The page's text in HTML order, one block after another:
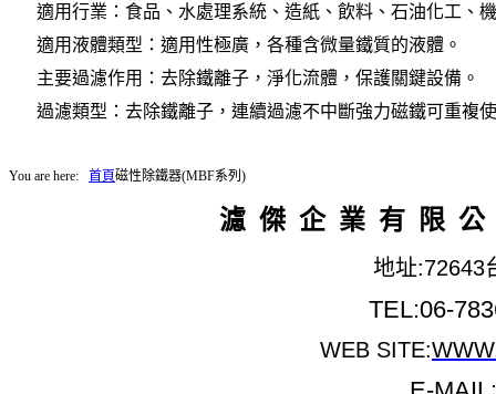
適用行業：食品、水處理系統、造紙、飲料、石油化工、
適用液體類型：適用性極廣，各種含微量鐵質的液體。
主要過濾作用：去除鐵離子，淨化流體，保護關鍵設備 。
過濾類型：去除鐵離子，連續過濾不中斷強力磁鐵可重複
You are here: 首頁磁性除鐵器(MBF系列)
濾 傑 企 業 有 限
地址:72643
TEL:06-
WEB SITE: